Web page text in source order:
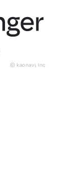
© kaonavi, Inc